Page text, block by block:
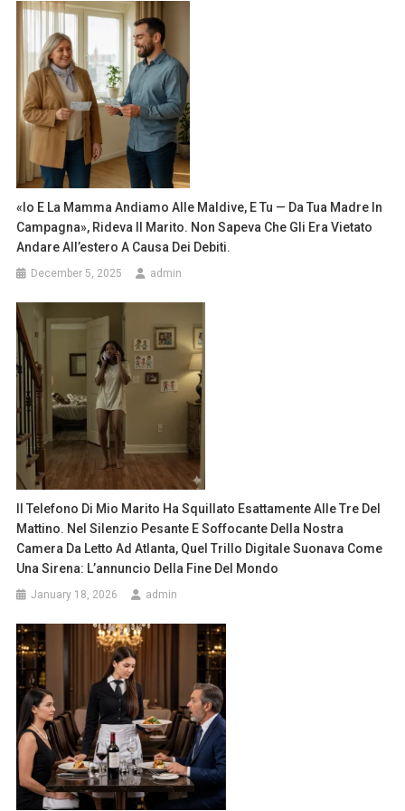
«Io E La Mamma Andiamo Alle Maldive, E Tu — Da Tua Madre In
Campagna», Rideva Il Marito. Non Sapeva Che Gli Era Vietato
Andare All’estero A Causa Dei Debiti.
December 5, 2025 admin
Il Telefono Di Mio Marito Ha Squillato Esattamente Alle Tre Del
Mattino. Nel Silenzio Pesante E Soffocante Della Nostra
Camera Da Letto Ad Atlanta, Quel Trillo Digitale Suonava Come
Una Sirena: L’annuncio Della Fine Del Mondo
January 18, 2026 admin